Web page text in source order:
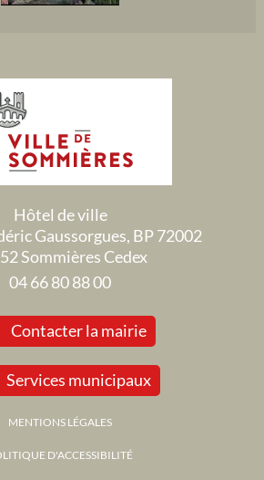
Hôtel de ville
Gaussorgues, BP 72002
Sommières Cedex
04 66 80 88 00
Contacter la mairie
Services municipaux
MENTIONS LÉGALES
D'ACCESSIBILITÉ